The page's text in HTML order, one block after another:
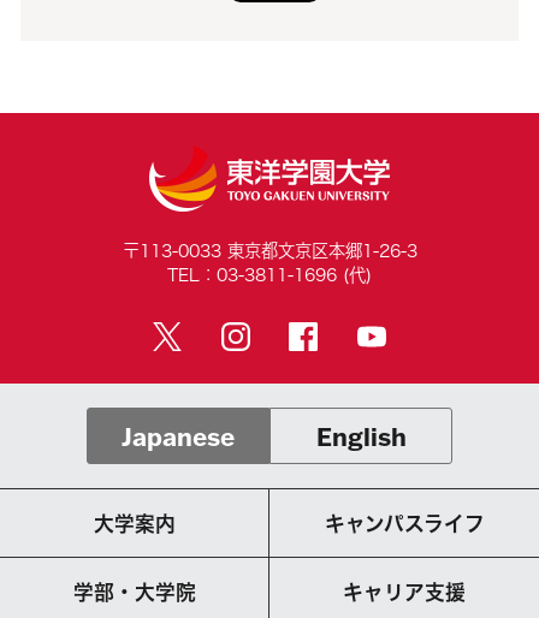
〒113-0033 東京都文京区本郷1-26-3
TEL：03-3811-1696 (代)
Japanese English
大学案内 キャンパスライフ
学部・大学院 キャリア支援